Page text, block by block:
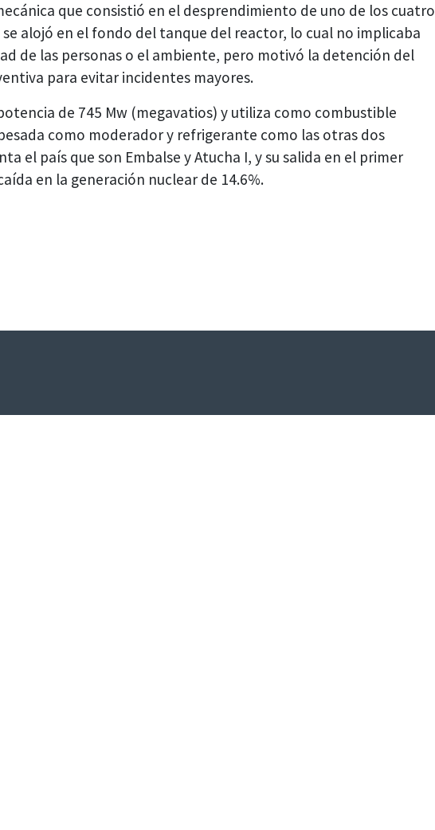
que consistió en el desprendimiento de uno de los cuatro
alojó en el fondo del tanque del reactor, lo cual no implicaba
de las personas o el ambiente, pero motivó la detención del
para evitar incidentes mayores.
de 745 Mw (megavatios) y utiliza como combustible
como moderador y refrigerante como las otras dos
el país que son Embalse y Atucha I, y su salida en el primer
en la generación nuclear de 14.6%.